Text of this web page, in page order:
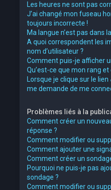
Les heures ne sont pas
J’ai changé mon fuseau
toujours incorrecte !
Ma langue n’est pas dans
A quoi correspondent les
nom d’utilisateur ?
Comment puis-je afficher
Qu’est-ce que mon rang
Lorsque je clique sur le lien
me demande de me
Problèmes liés à la
Comment créer un
réponse ?
Comment modifier ou
Comment ajouter une
Comment créer un
Pourquoi ne puis-je pas
sondage ?
Comment modifier ou